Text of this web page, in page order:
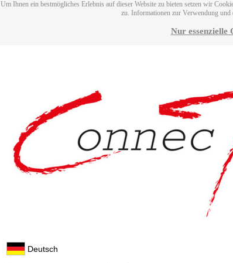
Um Ihnen ein bestmögliches Erlebnis auf dieser Website zu bieten setzen wir
zu. Informationen zur Verwendung
Nur essenzielle
Deutsch